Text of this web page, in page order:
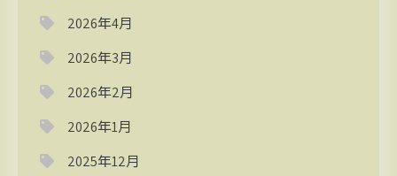
2026年4月
2026年3月
2026年2月
2026年1月
2025年12月